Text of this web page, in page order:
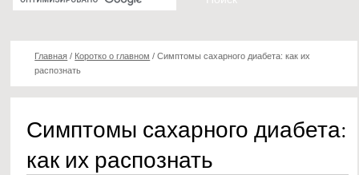
Главная / Коротко о главном /Симптомы сахарного диабета: как их
распознать
Симптомы сахарного диабета:
как их распознать